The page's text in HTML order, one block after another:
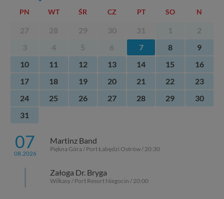
PN WT ŚR CZ PT SO N
27 28 29 30 31 1
2
3
4 5 6 7 8
9
10
11 12 13 14 15
16
17
18 19 20 21 22
23
24
25 26 27 28 29
30
31
07
08.2026
Martinz Band
Piękna Góra / Port Łabędzi Ostrów / 20:30
Załoga Dr. Bryga
Wilkasy / Port Resort Niegocin / 20:00